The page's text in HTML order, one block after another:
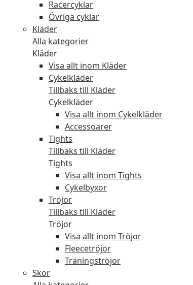
Racercyklar
Övriga cyklar
Kläder
Alla kategorier
Kläder
Visa allt inom Kläder
Cykelkläder
Tillbaks till Kläder
Cykelkläder
Visa allt inom Cykelkläder
Accessoarer
Tights
Tillbaks till Kläder
Tights
Visa allt inom Tights
Cykelbyxor
Tröjor
Tillbaks till Kläder
Tröjor
Visa allt inom Tröjor
Fleecetröjor
Träningströjor
Skor